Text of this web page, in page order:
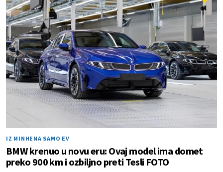
IZ MINHENA SAMO EV
BMW krenuo u novu eru: Ovaj model ima domet
preko 900 km i ozbiljno preti Tesli FOTO